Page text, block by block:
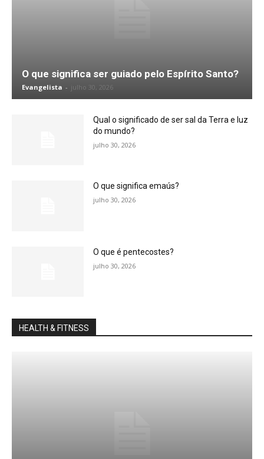
O que significa ser guiado pelo Espírito Santo?
Evangelista - julho 30, 2026
Qual o significado de ser sal da Terra e luz
do mundo?
julho 30, 2026
O que significa emaús?
julho 30, 2026
O que é pentecostes?
julho 30, 2026
HEALTH & FITNESS